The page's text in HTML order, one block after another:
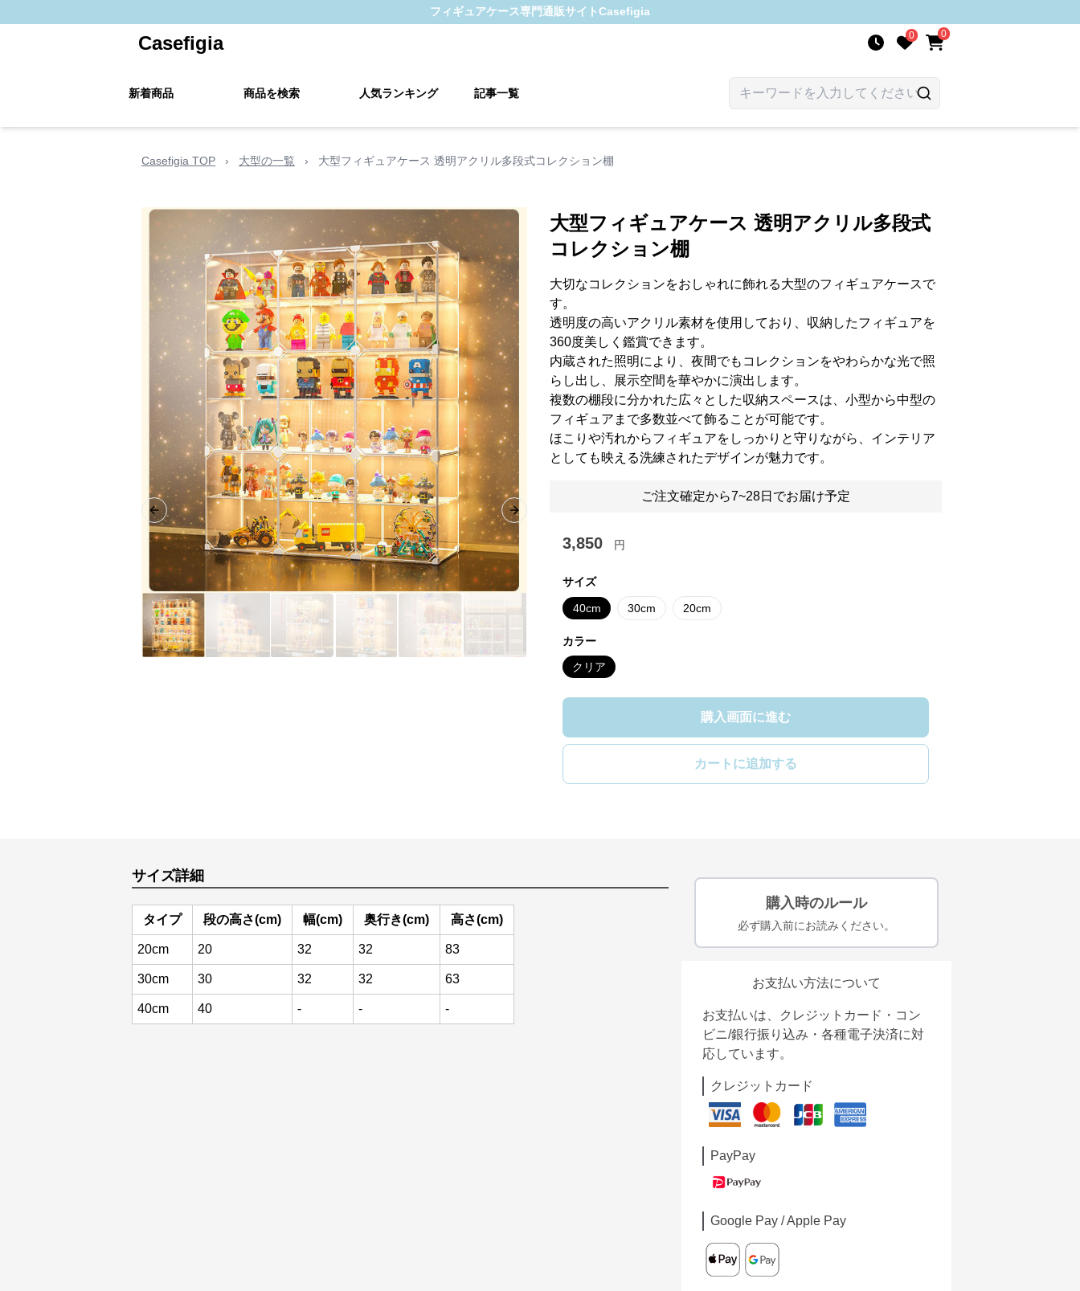
フィギュアケース専門通販サイトCasefigia
Casefigia 0 0
新着商品 商品を検索 人気ランキング 記事一覧
Casefigia TOP › 大型の一覧 › 大型フィギュアケース 透明アクリル多段式コレクション棚
Previous slide Next slide
大型フィギュアケース 透明アクリル多段式
コレクション棚
大切なコレクションをおしゃれに飾れる大型のフィギュアケースで
す。
透明度の高いアクリル素材を使用しており、収納したフィギュアを
360度美しく鑑賞できます。
内蔵された照明により、夜間でもコレクションをやわらかな光で照
らし出し、展示空間を華やかに演出します。
複数の棚段に分かれた広々とした収納スペースは、小型から中型の
フィギュアまで多数並べて飾ることが可能です。
ほこりや汚れからフィギュアをしっかりと守りながら、インテリア
としても映える洗練されたデザインが魅力です。
ご注文確定から7~28日でお届け予定
3,850 円
サイズ
40cm 30cm 20cm
カラー
クリア
購入画面に進む
カートに追加する
サイズ詳細
タイプ 段の高さ(cm) 幅(cm) 奥行き(cm) 高さ(cm)
20cm 20 32 32 83
30cm 30 32 32 63
40cm 40 - - -
購入時のルール
必ず購入前にお読みください。
お支払い方法について
お支払いは、クレジットカード・コン
ビニ/銀行振り込み・各種電子決済に対
応しています。
クレジットカード
PayPay
Google Pay / Apple Pay